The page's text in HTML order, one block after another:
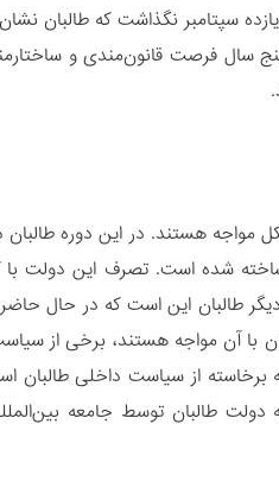
سپتامبر نگذاشت که طالبان
سال فرصت قانون‌مندی و
مواجه هستند. در این دوره
شده است. تصرف این دولت با
طالبان این است که در حال
با آن مواجه هستند، برخی از
از سیاست داخلی طالبان
طالبان توسط جامعه